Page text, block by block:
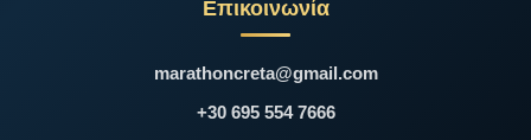
Επικοινωνία
marathoncreta@gmail.com
+30 695 554 7666